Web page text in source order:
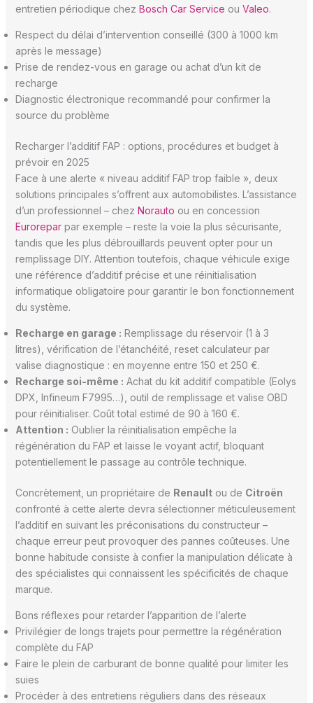
entretien périodique chez Bosch Car Service ou Valeo.
Respect du délai d’intervention conseillé (300 à 1000 km
après le message)
Prise de rendez-vous en garage ou achat d’un kit de
recharge
Diagnostic électronique recommandé pour confirmer la
source du problème
Recharger l’additif FAP : options, procédures et budget à
prévoir en 2025
Face à une alerte « niveau additif FAP trop faible », deux
solutions principales s’offrent aux automobilistes. L’assistance
d’un professionnel – chez Norauto ou en concession
Euroreparpar exemple – reste la voie la plus sécurisante,
tandis que les plus débrouillards peuvent opter pour un
remplissage DIY. Attention toutefois, chaque véhicule exige
une référence d’additif précise et une réinitialisation
informatique obligatoire pour garantir le bon fonctionnement
du système.
Recharge en garage : Remplissage du réservoir (1 à 3
litres), vérification de l’étanchéité, reset calculateur par
valise diagnostique : en moyenne entre 150 et 250 €.
Recharge soi-même : Achat du kit additif compatible (Eolys
DPX, Infineum F7995…), outil de remplissage et valise OBD
pour réinitialiser. Coût total estimé de 90 à 160 €.
Attention : Oublier la réinitialisation empêche la
régénération du FAP et laisse le voyant actif, bloquant
potentiellement le passage au contrôle technique.
Concrètement, un propriétaire de Renaultou de Citroën
confronté à cette alerte devra sélectionner méticuleusement
l’additif en suivant les préconisations du constructeur –
chaque erreur peut provoquer des pannes coûteuses. Une
bonne habitude consiste à confier la manipulation délicate à
des spécialistes qui connaissent les spécificités de chaque
marque.
Bons réflexes pour retarder l’apparition de l’alerte
Privilégier de longs trajets pour permettre la régénération
complète du FAP
Faire le plein de carburant de bonne qualité pour limiter les
suies
Procéder à des entretiens réguliers dans des réseaux